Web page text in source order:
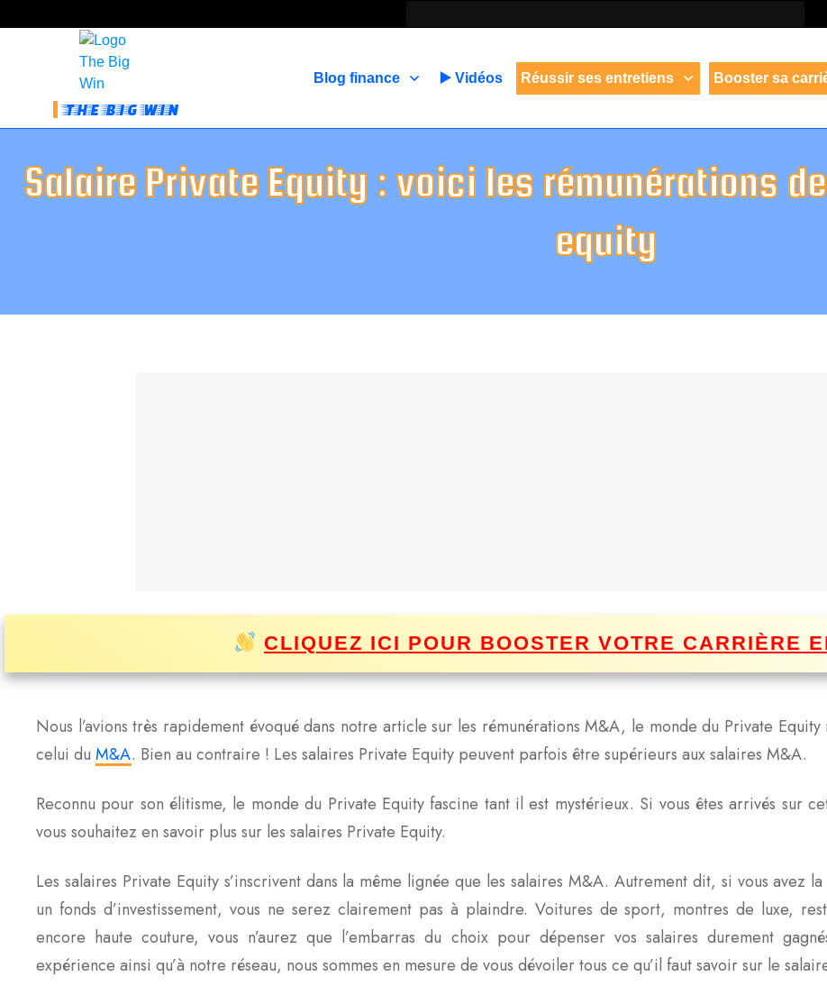
THE BIG WIN
Blog finance ▶️ Vidéos Réussir ses entretiens Booster sa
Salaire Private Equity : voici les rémunérations
equity
CLIQUEZ ICI POUR BOOSTER VOTRE CARRIÈRE
Nous l’avions très rapidement évoqué dans notre article sur les rémunérations M&A, le monde du Private Equity
celui du M&A. Bien au contraire ! Les salaires Private Equity peuvent parfois être supérieurs aux salaires M&A.
Reconnu pour son élitisme, le monde du Private Equity fascine tant il est mystérieux. Si vous êtes arrivés sur
vous souhaitez en savoir plus sur les salaires Private Equity.
Les salaires Private Equity s’inscrivent dans la même lignée que les salaires M&A. Autrement dit, si vous avez
un fonds d’investissement, vous ne serez clairement pas à plaindre. Voitures de sport, montres de luxe,
encore haute couture, vous n’aurez que l’embarras du choix pour dépenser vos salaires durement
expérience ainsi qu’à notre réseau, nous sommes en mesure de vous dévoiler tous ce qu’il faut savoir sur le